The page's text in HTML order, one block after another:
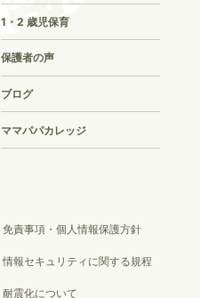
1・2 歳児保育
保護者の声
ブログ
ママパパカレッジ
免責事項・個人情報保護方針
情報セキュリティに関する規程
耐震化について